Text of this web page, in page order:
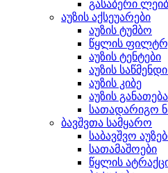
გასაბერი
აუზის აქსეუარები
აუზის ტუმბო
წყლის
აუზის ტენტები
აუზის
აუზის კიბე
აუზის განათება
სათადარიგო
ბავშვთა სამყარო
საბავშვო
სათამაშოები
წყლის